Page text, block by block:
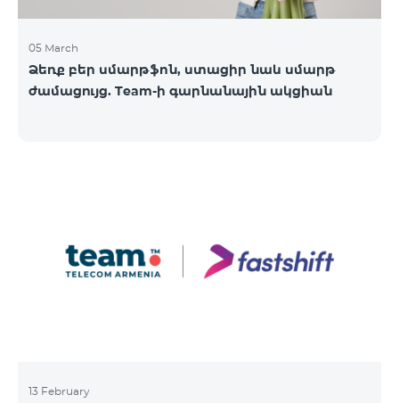
05 March
Ձեռք բեր սմարթֆոն, ստացիր նաև սմարթ
ժամացույց. Team-ի գարնանային ակցիան
13 February